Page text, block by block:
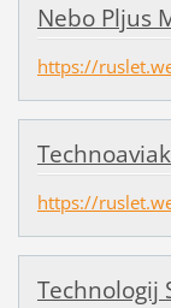
Nebo Pljus
https://
https://
Technologij